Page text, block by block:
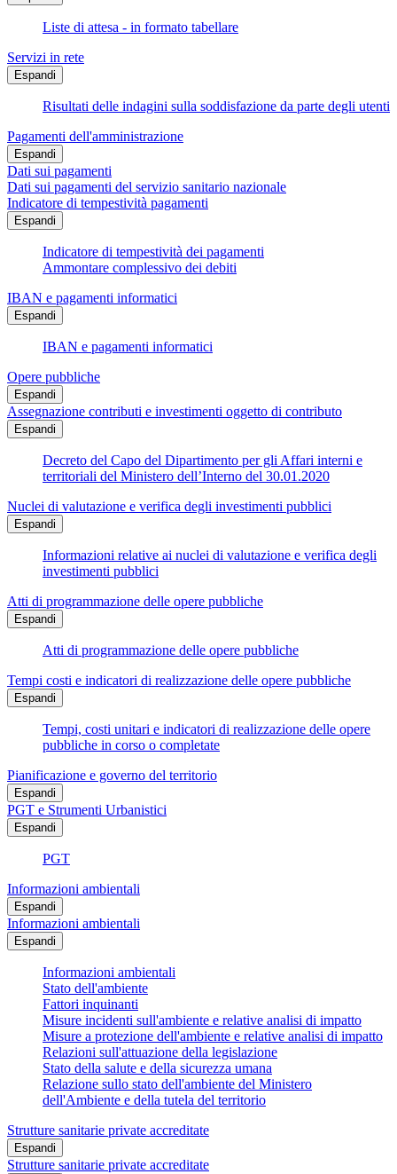
Liste di attesa - in formato tabellare
Servizi in rete
Espandi
Risultati delle indagini sulla soddisfazione da parte degli utenti
Pagamenti dell'amministrazione
Espandi
Dati sui pagamenti
Dati sui pagamenti del servizio sanitario nazionale
Indicatore di tempestività pagamenti
Espandi
Indicatore di tempestività dei pagamenti
Ammontare complessivo dei debiti
IBAN e pagamenti informatici
Espandi
IBAN e pagamenti informatici
Opere pubbliche
Espandi
Assegnazione contributi e investimenti oggetto di contributo
Espandi
Decreto del Capo del Dipartimento per gli Affari interni e
territoriali del Ministero dell’Interno del 30.01.2020
Nuclei di valutazione e verifica degli investimenti pubblici
Espandi
Informazioni relative ai nuclei di valutazione e verifica degli
investimenti pubblici
Atti di programmazione delle opere pubbliche
Espandi
Atti di programmazione delle opere pubbliche
Tempi costi e indicatori di realizzazione delle opere pubbliche
Espandi
Tempi, costi unitari e indicatori di realizzazione delle opere
pubbliche in corso o completate
Pianificazione e governo del territorio
Espandi
PGT e Strumenti Urbanistici
Espandi
PGT
Informazioni ambientali
Espandi
Informazioni ambientali
Espandi
Informazioni ambientali
Stato dell'ambiente
Fattori inquinanti
Misure incidenti sull'ambiente e relative analisi di impatto
Misure a protezione dell'ambiente e relative analisi di impatto
Relazioni sull'attuazione della legislazione
Stato della salute e della sicurezza umana
Relazione sullo stato dell'ambiente del Ministero
dell'Ambiente e della tutela del territorio
Strutture sanitarie private accreditate
Espandi
Strutture sanitarie private accreditate